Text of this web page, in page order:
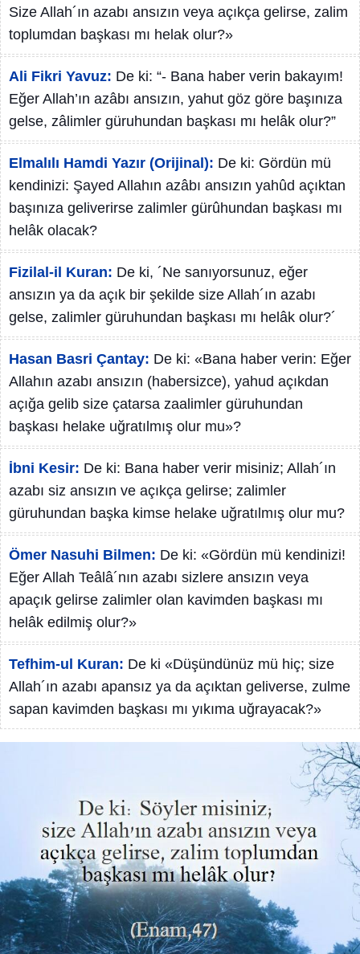
Size Allah´ın azabı ansızın veya açıkça gelirse, zalim
toplumdan başkası mı helak olur?»
Ali Fikri Yavuz: De ki: “- Bana haber verin bakayım!
Eğer Allah’ın azâbı ansızın, yahut göz göre başınıza
gelse, zâlimler güruhundan başkası mı helâk olur?”
Elmalılı Hamdi Yazır (Orijinal): De ki: Gördün mü
kendinizi: Şayed Allahın azâbı ansızın yahûd açıktan
başınıza geliverirse zalimler gürûhundan başkası mı
helâk olacak?
Fizilal-il Kuran: De ki, ´Ne sanıyorsunuz, eğer
ansızın ya da açık bir şekilde size Allah´ın azabı
gelse, zalimler güruhundan başkası mı helâk olur?´
Hasan Basri Çantay: De ki: «Bana haber verin: Eğer
Allahın azabı ansızın (habersizce), yahud açıkdan
açığa gelib size çatarsa zaalimler güruhundan
başkası helake uğratılmış olur mu»?
İbni Kesir: De ki: Bana haber verir misiniz; Allah´ın
azabı siz ansızın ve açıkça gelirse; zalimler
güruhundan başka kimse helake uğratılmış olur mu?
Ömer Nasuhi Bilmen: De ki: «Gördün mü kendinizi!
Eğer Allah Teâlâ´nın azabı sizlere ansızın veya
apaçık gelirse zalimler olan kavimden başkası mı
helâk edilmiş olur?»
Tefhim-ul Kuran: De ki «Düşündünüz mü hiç; size
Allah´ın azabı apansız ya da açıktan geliverse, zulme
sapan kavimden başkası mı yıkıma uğrayacak?»